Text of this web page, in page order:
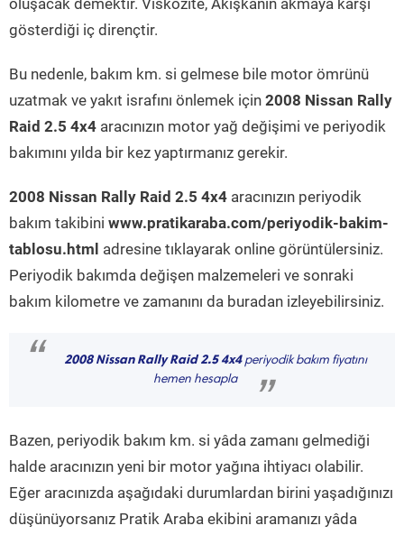
oluşacak demektir. Viskozite, Akışkanın akmaya karşı
gösterdiği iç dirençtir.
Bu nedenle, bakım km. si gelmese bile motor ömrünü
uzatmak ve yakıt israfını önlemek için 2008 Nissan Rally
Raid 2.5 4x4 aracınızın motor yağ değişimi ve periyodik
bakımını yılda bir kez yaptırmanız gerekir.
2008 Nissan Rally Raid 2.5 4x4 aracınızın periyodik
bakım takibini www.pratikaraba.com/periyodik-bakim-
tablosu.html adresine tıklayarak online görüntülersiniz.
Periyodik bakımda değişen malzemeleri ve sonraki
bakım kilometre ve zamanını da buradan izleyebilirsiniz.
“ 2008 Nissan Rally Raid 2.5 4x4periyodik bakım fiyatını
hemen hesapla
”
Bazen, periyodik bakım km. si yâda zamanı gelmediği
halde aracınızın yeni bir motor yağına ihtiyacı olabilir.
Eğer aracınızda aşağıdaki durumlardan birini yaşadığınızı
düşünüyorsanız Pratik Araba ekibini aramanızı yâda